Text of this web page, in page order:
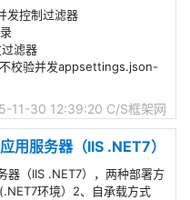
发控制过滤器
滤器
校验并发appsettings.json-
11-30 12:39:20 C/S框架网
服务器（IIS .NET7）
器（IIS .NET7），两种部署方
环境）2、自承载方式